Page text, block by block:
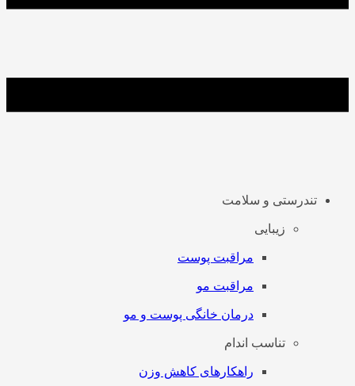
تندرستی و سلامت
زیبایی
مراقبت پوست
مراقبت مو
درمان خانگی پوست و مو
تناسب اندام
راهکارهای کاهش وزن